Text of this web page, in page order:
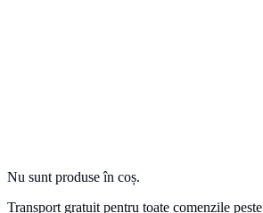
Nu sunt produse în coș.
Transport gratuit pentru toate comenzile peste